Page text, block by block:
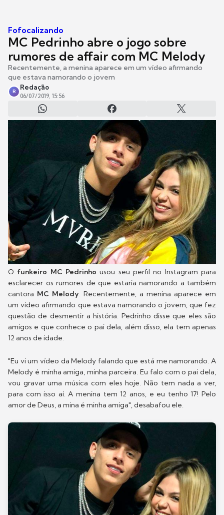
Fofocalizando
MC Pedrinho abre o jogo sobre
rumores de affair com MC Melody
Recentemente, a menina aparece em um vídeo afirmando
que estava namorando o jovem
R
Redação
06/07/2019, 15:56
O funkeiro MC Pedrinhousou seu perfil no Instagram para
esclarecer os rumores de que estaria namorando a também
cantora MC Melody. Recentemente, a menina aparece em
um vídeo afirmando que estava namorando o jovem, que fez
questão de desmentir a história. Pedrinho disse que eles são
amigos e que conhece o pai dela, além disso, ela tem apenas
12 anos de idade.
"Eu vi um vídeo da Melody falando que está me namorando. A
Melody é minha amiga, minha parceira. Eu falo com o pai dela,
vou gravar uma música com eles hoje. Não tem nada a ver,
para com isso aí. A menina tem 12 anos, e eu tenho 17! Pelo
amor de Deus, a mina é minha amiga", desabafou ele.